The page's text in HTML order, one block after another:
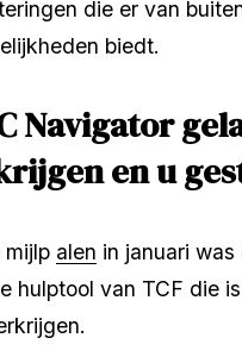
die er van
biedt.
Navigator
en u
mijlp alen in januari
hulptool van TCF die